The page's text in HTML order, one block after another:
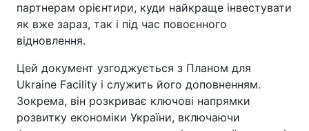
партнерам орієнтири, куди найкраще інвестувати
як вже зараз, так і під час повоєнного
відновлення.
Цей документ узгоджується з Планом для
Ukraine Facility і служить його доповненням.
Зокрема, він розкриває ключові напрямки
розвитку економіки України, включаючи